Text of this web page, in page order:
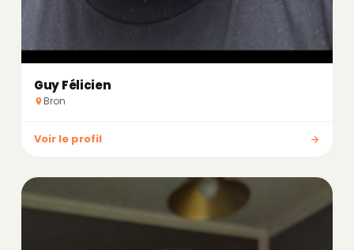
Guy Félicien
Bron
Voir le profil